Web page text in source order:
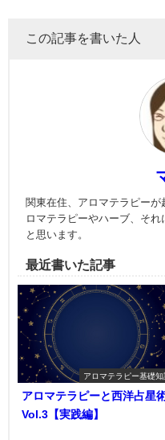
この記事を書いた人
関東在住、アロマテラピー
ロマテラピーやハーブ、そ
と思います。
最近書いた記事
アロマテラピー基礎知
アロマテラピーと西洋占星
Vol.3【実践編】